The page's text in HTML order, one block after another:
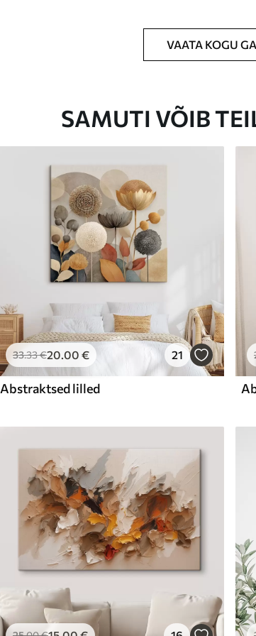
VAATA KOGU
SAMUTI VÕIB
33.33€20.00 € 21
Abstraktsed lilled